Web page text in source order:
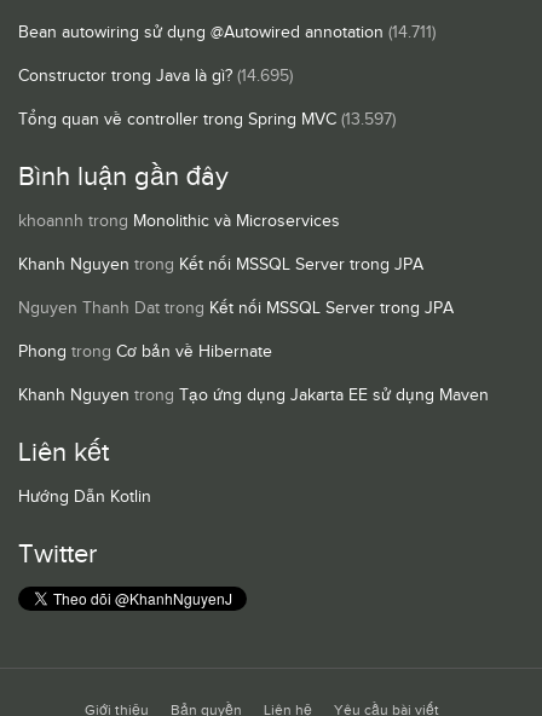
Bean autowiring sử dụng @Autowired annotation (14.711)
Constructor trong Java là gì? (14.695)
Tổng quan về controller trong Spring MVC (13.597)
Bình luận gần đây
khoannh trong Monolithic và Microservices
Khanh Nguyen trong Kết nối MSSQL Server trong JPA
Nguyen Thanh Dat trong Kết nối MSSQL Server trong JPA
Phong trong Cơ bản về Hibernate
Khanh Nguyen trong Tạo ứng dụng Jakarta EE sử dụng Maven
Liên kết
Hướng Dẫn Kotlin
Twitter
Giới thiệu Bản quyền Liên hệ Yêu cầu bài viết